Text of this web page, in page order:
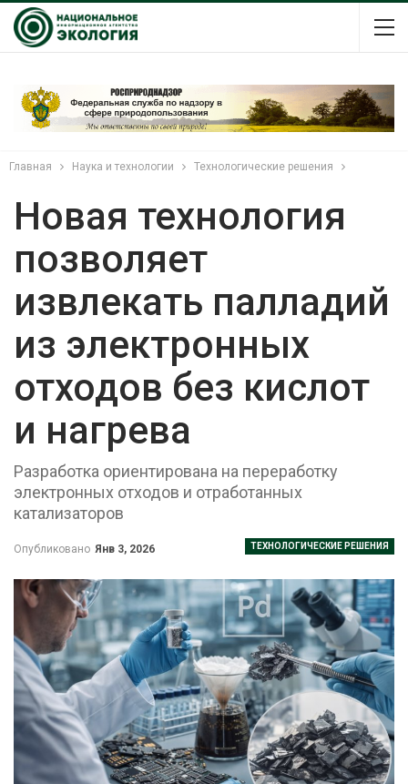
Главная Наука и технологии Технологические решения
Новая технология
позволяет
извлекать палладий
из электронных
отходов без кислот
и нагрева
Разработка ориентирована на переработку
электронных отходов и отработанных
катализаторов
ТЕХНОЛОГИЧЕСКИЕ РЕШЕНИЯ
Опубликовано Янв 3, 2026